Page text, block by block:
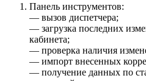
Панель инструментов:
— вызов диспетчера;
— загрузка последних
кабинета;
— проверка наличия
— импорт внесенных
— получение данных по